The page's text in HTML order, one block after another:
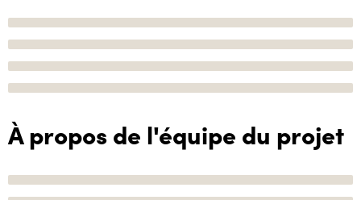
À propos de l'équipe du projet